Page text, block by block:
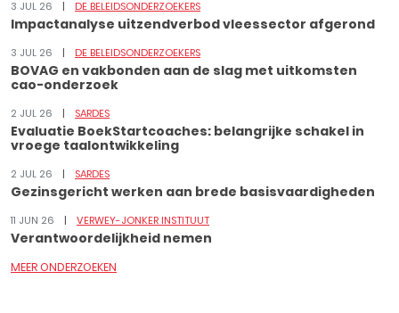
3 JUL 26 DE BELEIDSONDERZOEKERS
Impactanalyse uitzendverbod vleessector afgerond
3 JUL 26 DE BELEIDSONDERZOEKERS
BOVAG en vakbonden aan de slag met uitkomsten
cao-onderzoek
2 JUL 26 SARDES
Evaluatie BoekStartcoaches: belangrijke schakel in
vroege taalontwikkeling
2 JUL 26 SARDES
Gezinsgericht werken aan brede basisvaardigheden
11 JUN 26 VERWEY-JONKER INSTITUUT
Verantwoordelijkheid nemen
MEER ONDERZOEKEN